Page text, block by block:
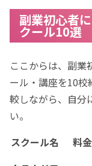
副業初心者
クール10選
ここからは、副業
ール・講座を10校
較しながら、自分
い。
スクール名
料